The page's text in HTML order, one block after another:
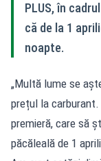
PLUS, în
că de la 1
noapte.
„Multă lume se
prețul la carburant.
premieră, care să
păcăleală de 1